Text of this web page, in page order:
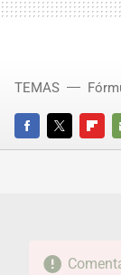
FACEBOOKTWITTER
TEMAS